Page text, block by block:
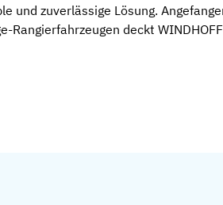
zuverlässige Lösung.
Rangierfahrzeugen deckt